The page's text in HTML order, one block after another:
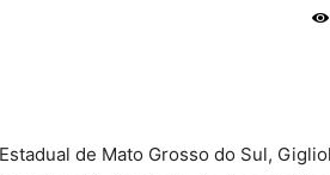
de Mato Grosso do Sul,